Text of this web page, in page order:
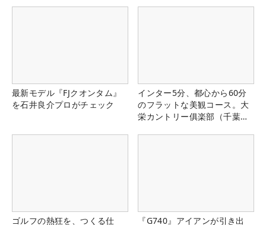
最新モデル『FJクオンタム』
を石井良介プロがチェック
インター5分、都心から60分
のフラットな美観コース。大
栄カントリー俱楽部（千葉
ゴルフの熱狂を、つくる仕
『G740』アイアンが引き出